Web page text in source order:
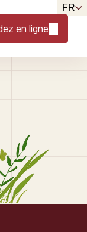
en ligne
FR